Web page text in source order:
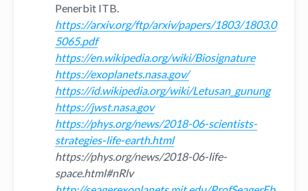
Penerbit ITB.
https://arxiv.org/ftp/arxiv/papers/1803/1803.0
5065.pdf
https://en.wikipedia.org/wiki/Biosignature
https://exoplanets.nasa.gov/
https://id.wikipedia.org/wiki/Letusan_gunung
https://jwst.nasa.gov
https://phys.org/news/2018-06-scientists-
strategies-life-earth.html
https://phys.org/news/2018-06-life-
space.html#nRlv